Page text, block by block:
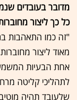
מדובר בעובדים
כל כך ליצור
"זה כמו התאהבות
מאוד ליצור
אחת הבעיות
לתהליכי קליטה
שלעובד תהיה